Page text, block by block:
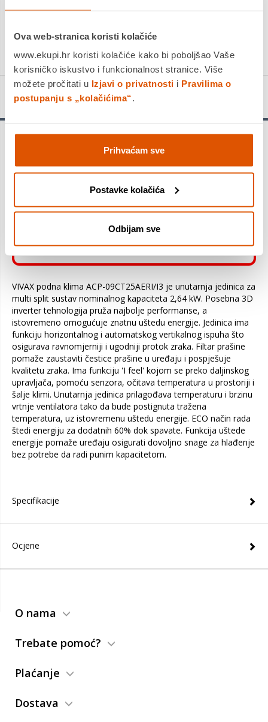
Ova web-stranica koristi kolačiće
www.ekupi.hr koristi kolačiće kako bi poboljšao Vaše
korisničko iskustvo i funkcionalnost stranice. Više
možete pročitati u Izjavi o privatnosti i Pravilima o
postupanju s „kolačićima“.
Prihvaćam sve
Postavke kolačića
Odbijam sve
Usporedite proizvod
Detalji proizvoda
Klima uređaji – 5 godina, uz obvezu
postavljanja od strane ovlaštenog
montera i redovan godišnji servis
VIVAX podna klima ACP-09CT25AERI/I3 je unutarnja jedinica za
multi split sustav nominalnog kapaciteta 2,64 kW. Posebna 3D
inverter tehnologija pruža najbolje performanse, a
istovremeno omogućuje znatnu uštedu energije. Jedinica ima
funkciju horizontalnog i automatskog vertikalnog ispuha što
osigurava ravnomjerniji i ugodniji protok zraka. Filtar prašine
pomaže zaustaviti čestice prašine u uređaju i pospješuje
kvalitetu zraka. Ima funkciju 'I feel' kojom se preko daljinskog
upravljača, pomoću senzora, očitava temperatura u prostoriji i
šalje klimi. Unutarnja jedinica prilagođava temperaturu i brzinu
vrtnje ventilatora tako da bude postignuta tražena
temperatura, uz istovremenu uštedu energije. ECO način rada
štedi energiju za dodatnih 60% dok spavate. Funkcija uštede
energije pomaže uređaju osigurati dovoljno snage za hlađenje
bez potrebe da radi punim kapacitetom.
Specifikacije
Ocjene
O nama
Trebate pomoć?
Plaćanje
Dostava